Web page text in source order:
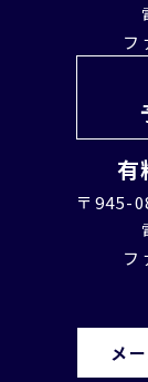
フ
有
〒945-
フ
メ